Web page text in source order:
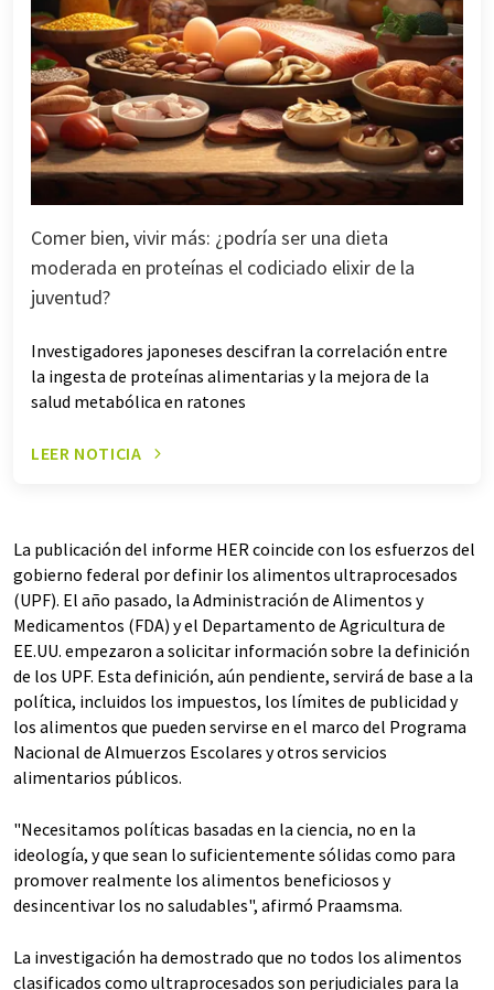
Comer bien, vivir más: ¿podría ser una dieta
moderada en proteínas el codiciado elixir de la
juventud?
Investigadores japoneses descifran la correlación entre
la ingesta de proteínas alimentarias y la mejora de la
salud metabólica en ratones
LEER NOTICIA
La publicación del informe HER coincide con los esfuerzos del
gobierno federal por definir los alimentos ultraprocesados
(UPF). El año pasado, la Administración de Alimentos y
Medicamentos (FDA) y el Departamento de Agricultura de
EE.UU. empezaron a solicitar información sobre la definición
de los UPF. Esta definición, aún pendiente, servirá de base a la
política, incluidos los impuestos, los límites de publicidad y
los alimentos que pueden servirse en el marco del Programa
Nacional de Almuerzos Escolares y otros servicios
alimentarios públicos.
"Necesitamos políticas basadas en la ciencia, no en la
ideología, y que sean lo suficientemente sólidas como para
promover realmente los alimentos beneficiosos y
desincentivar los no saludables", afirmó Praamsma.
La investigación ha demostrado que no todos los alimentos
clasificados como ultraprocesados son perjudiciales para la